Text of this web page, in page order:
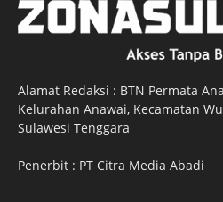
Alamat Redaksi : BTN Permata
Kelurahan Anawai, Kecamatan
Sulawesi Tenggara
Penerbit : PT Citra Media Abadi